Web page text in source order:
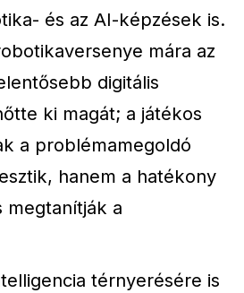
és az AI-képzések is.
mára az
digitális
ki magát; a játékos
a problémamegoldó
hanem a hatékony
megtanítják a
térnyerésére is